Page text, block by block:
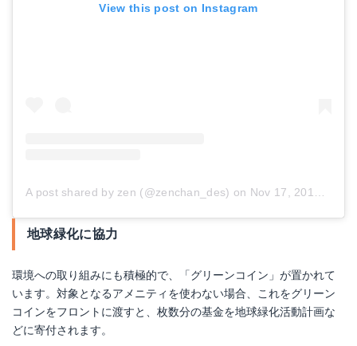
View this post on Instagram
A post shared by zen (@zenchan_des) on Nov 17, 2018 at 11:23pm PST
地球緑化に協力
環境への取り組みにも積極的で、「グリーンコイン」が置かれて
います。対象となるアメニティを使わない場合、これをグリーン
コインをフロントに渡すと、枚数分の基金を地球緑化活動計画な
どに寄付されます。